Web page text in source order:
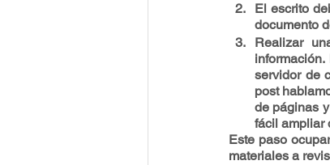
El escrito
documento
Realizar
servidor de
post
de páginas
fácil ampliar
Este paso
materiales a